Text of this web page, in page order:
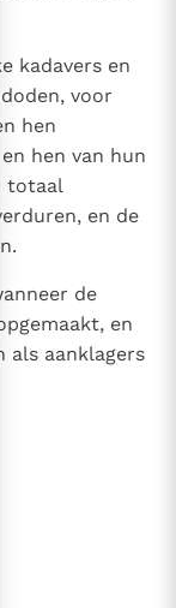
kadavers en
voor
hen
hen van hun
totaal
en de
de
en
als aanklagers